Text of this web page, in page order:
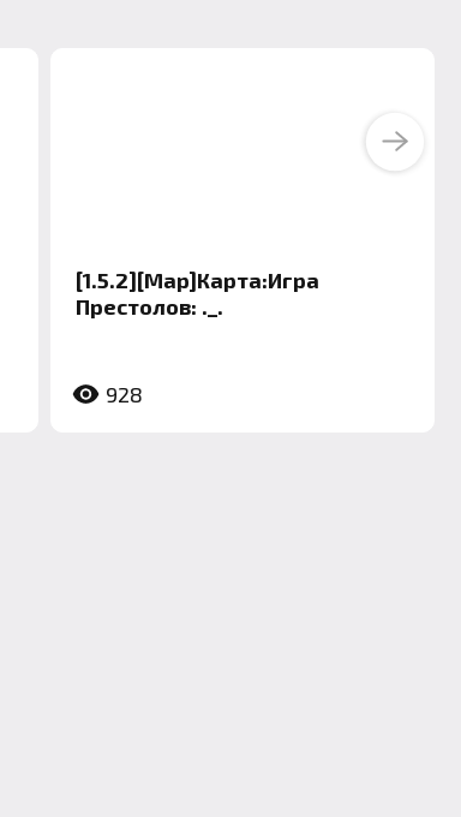
[1.5.2][Map]Карта:Игра
Престолов: ._.
928
Next